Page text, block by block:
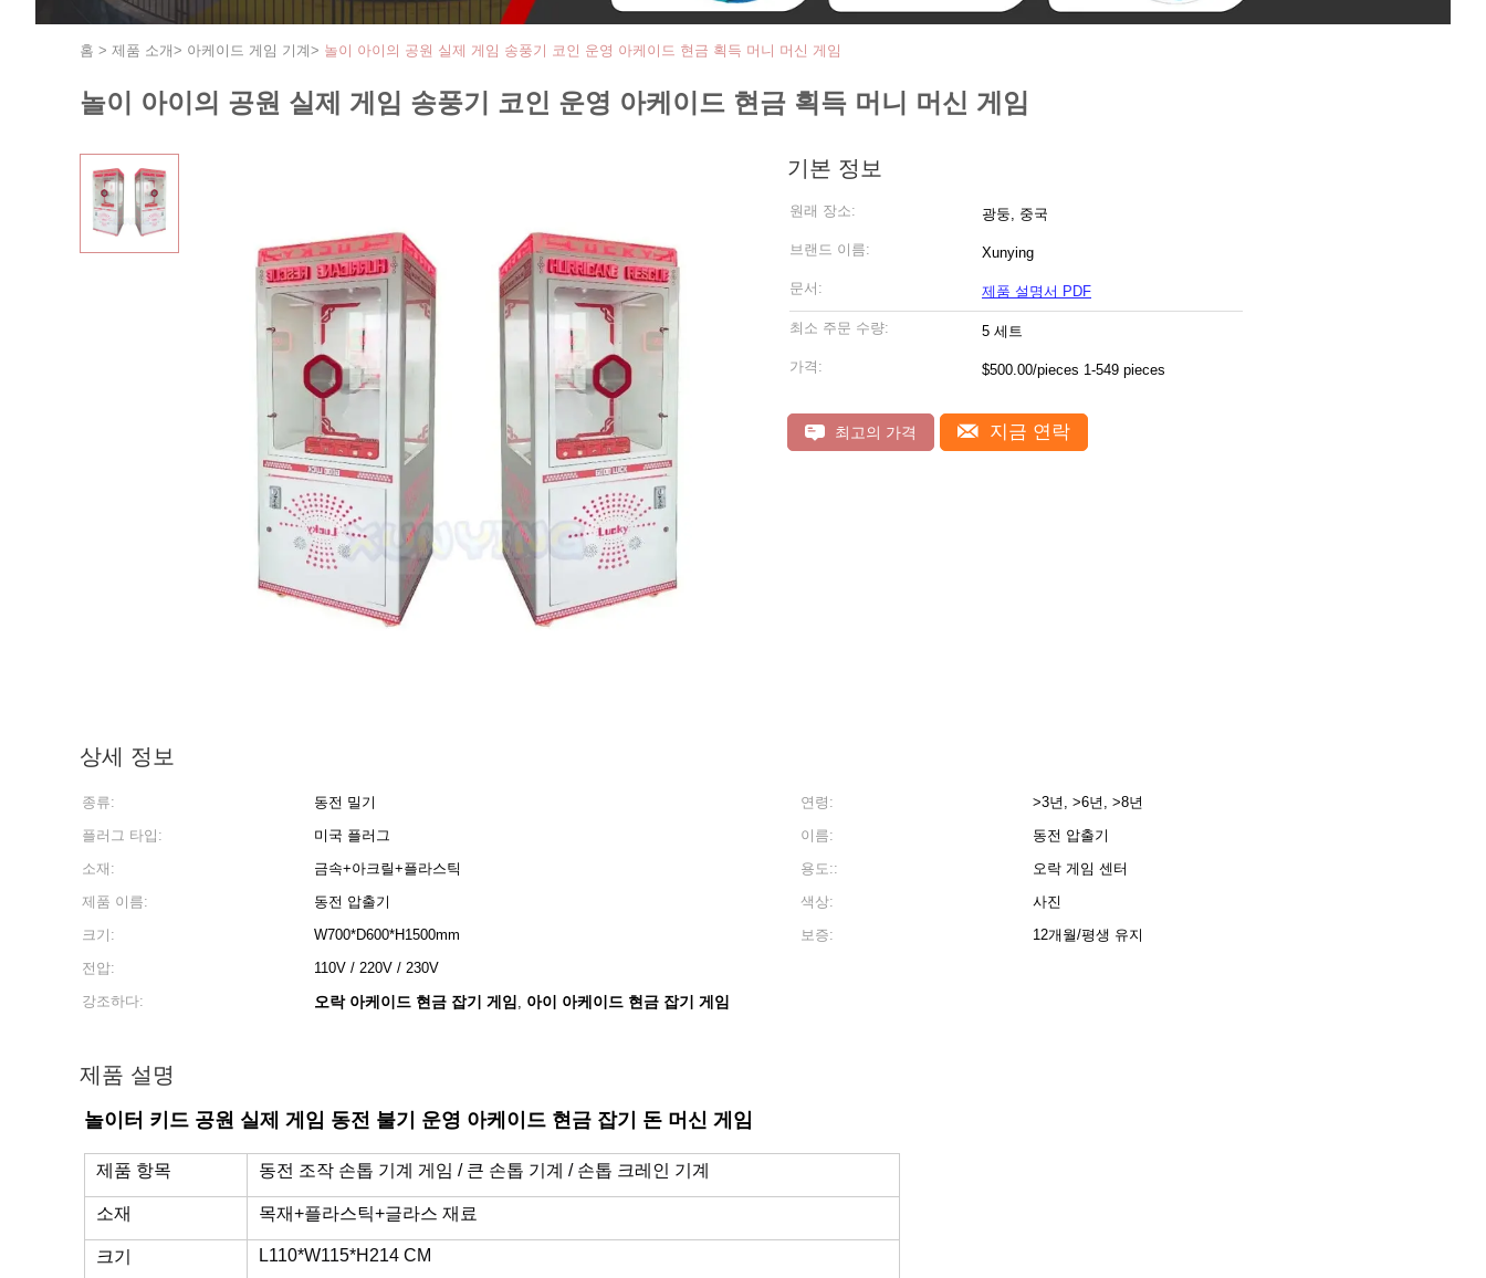
홈 > 제품 소개> 아케이드 게임 기계> 놀이 아이의 공원 실제 게임 송풍기 코인 운영 아케이드 현금 획득 머니 머신 게임
놀이 아이의 공원 실제 게임 송풍기 코인 운영 아케이드 현금 획득 머니 머신 게임
기본 정보
원래 장소: 광둥, 중국
브랜드 이름: Xunying
문서: 제품 설명서 PDF
최소 주문 수량: 5 세트
가격: $500.00/pieces 1-549 pieces
최고의 가격 지금 연락
상세 정보
종류: 동전 밀기 연령:
>3년, >6년, >8년
플러그 타입:
미국 플러그 이름:
동전 압출기
소재:
금속+아크릴+플라스틱 용도::
오락 게임 센터
제품 이름:
동전 압출기 색상:
사진
크기:
W700*D600*H1500mm 보증:
12개월/평생 유지
전압:
110V / 220V / 230V
강조하다:
오락 아케이드 현금 잡기 게임 , 아이 아케이드 현금 잡기 게임
제품 설명
놀이터 키드 공원 실제 게임 동전 불기 운영 아케이드 현금 잡기 돈 머신 게임
제품 항목 동전 조작 손톱 기계 게임 / 큰 손톱 기계 / 손톱 크레인 기계
소재 목재+플라스틱+글라스 재료
크기 L110*W115*H214 CM